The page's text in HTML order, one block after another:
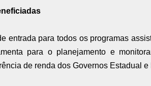
entrada para todos os programas
para o planejamento e
de renda dos Governos Estadual e